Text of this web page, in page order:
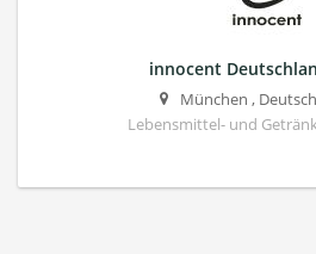
innocent
München ,
Lebensmittel- und